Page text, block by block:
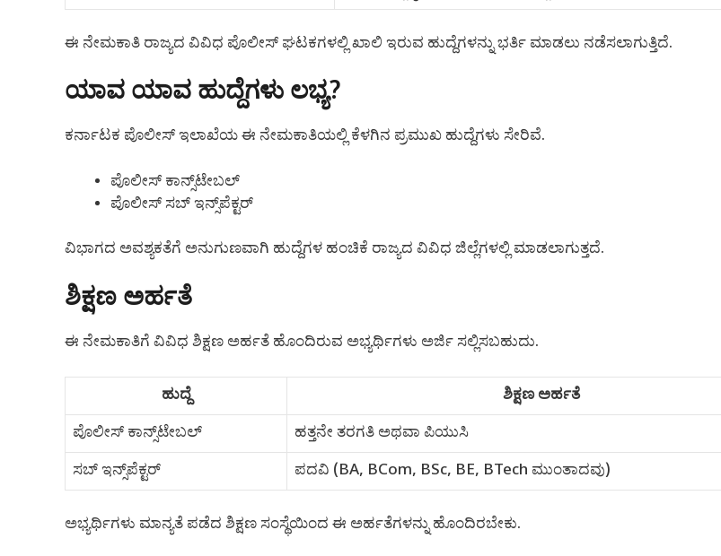
ಈ ನೇಮಕಾತಿ ರಾಜ್ಯದ ವಿವಿಧ ಪೊಲೀಸ್ ಘಟಕಗಳಲ್ಲಿ ಖಾಲಿ ಇರುವ ಹುದ್ದೆಗಳನ್ನು ಭರ್ತಿ ಮಾಡಲು ನಡೆಸಲಾಗುತ್ತಿದೆ.
ಯಾವ ಯಾವ ಹುದ್ದೆಗಳು ಲಭ್ಯ?
ಕರ್ನಾಟಕ ಪೊಲೀಸ್ ಇಲಾಖೆಯ ಈ ನೇಮಕಾತಿಯಲ್ಲಿ ಕೆಳಗಿನ ಪ್ರಮುಖ ಹುದ್ದೆಗಳು ಸೇರಿವೆ.
ಪೊಲೀಸ್ ಕಾನ್ಸ್‌ಟೇಬಲ್
ಪೊಲೀಸ್ ಸಬ್ ಇನ್ಸ್‌ಪೆಕ್ಟರ್
ವಿಭಾಗದ ಅವಶ್ಯಕತೆಗೆ ಅನುಗುಣವಾಗಿ ಹುದ್ದೆಗಳ ಹಂಚಿಕೆ ರಾಜ್ಯದ ವಿವಿಧ ಜಿಲ್ಲೆಗಳಲ್ಲಿ ಮಾಡಲಾಗುತ್ತದೆ.
ಶಿಕ್ಷಣ ಅರ್ಹತೆ
ಈ ನೇಮಕಾತಿಗೆ ವಿವಿಧ ಶಿಕ್ಷಣ ಅರ್ಹತೆ ಹೊಂದಿರುವ ಅಭ್ಯರ್ಥಿಗಳು ಅರ್ಜಿ ಸಲ್ಲಿಸಬಹುದು.
ಹುದ್ದೆ
ಶಿಕ್ಷಣ ಅರ್ಹತೆ
ಪೊಲೀಸ್ ಕಾನ್ಸ್‌ಟೇಬಲ್
ಹತ್ತನೇ ತರಗತಿ ಅಥವಾ ಪಿಯುಸಿ
ಸಬ್ ಇನ್ಸ್‌ಪೆಕ್ಟರ್
ಪದವಿ (BA, BCom, BSc, BE, BTech ಮುಂತಾದವು)
ಅಭ್ಯರ್ಥಿಗಳು ಮಾನ್ಯತೆ ಪಡೆದ ಶಿಕ್ಷಣ ಸಂಸ್ಥೆಯಿಂದ ಈ ಅರ್ಹತೆಗಳನ್ನು ಹೊಂದಿರಬೇಕು.